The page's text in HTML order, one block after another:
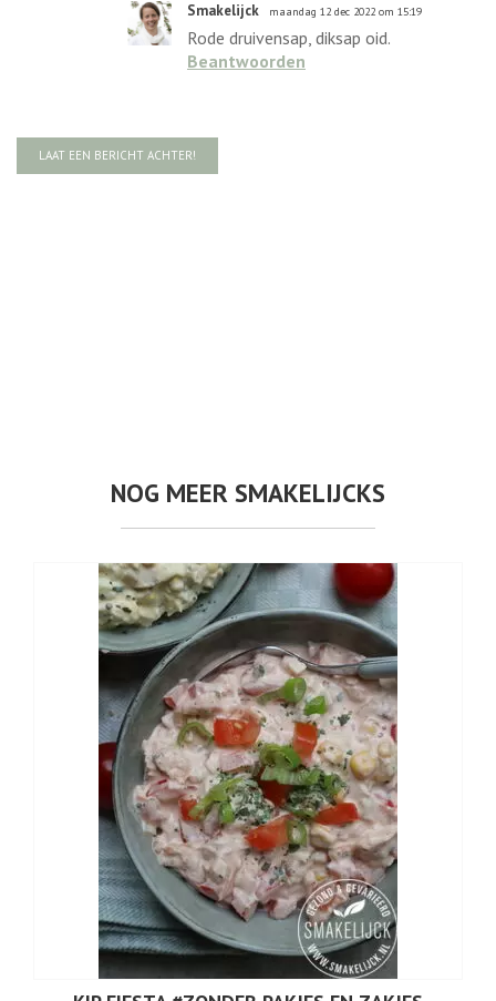
Smakelijck maandag 12 dec 2022 om 15:19
Rode druivensap, diksap oid.
Beantwoorden
LAAT EEN BERICHT ACHTER!
NOG MEER SMAKELIJCKS